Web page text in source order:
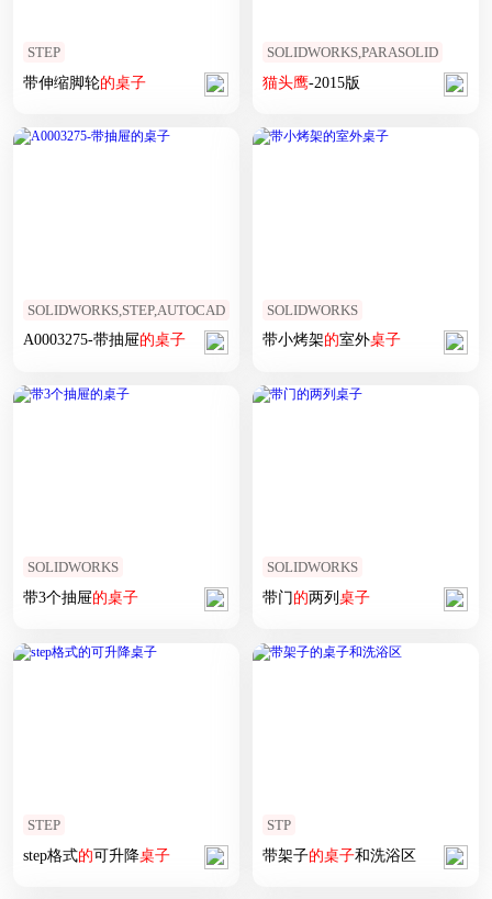
STEP
带伸缩脚轮的桌子
SOLIDWORKS,PARASOLID
猫头鹰-2015版
SOLIDWORKS,STEP,AUTOCAD
A0003275-带抽屉的桌子
SOLIDWORKS
带小烤架的室外桌子
SOLIDWORKS
带3个抽屉的桌子
SOLIDWORKS
带门的两列桌子
STEP
step格式的可升降桌子
STP
带架子的桌子和洗浴区